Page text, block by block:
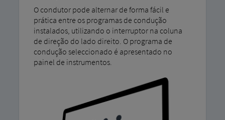
O condutor pode alternar de forma fácil e
prática entre os programas de condução
instalados, utilizando o interruptor na coluna
de direção do lado direito. O programa de
condução seleccionado é apresentado no
painel de instrumentos.